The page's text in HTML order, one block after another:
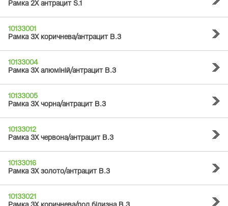
Рамка 2Х антрацит S.1
10133001
Рамка 3Х коричнева/антрацит B.3
10133004
Рамка 3Х алюміній/антрацит B.3
10133005
Рамка 3Х чорна/антрацит B.3
10133012
Рамка 3Х червона/антрацит B.3
10133016
Рамка 3Х золото/антрацит B.3
10133021